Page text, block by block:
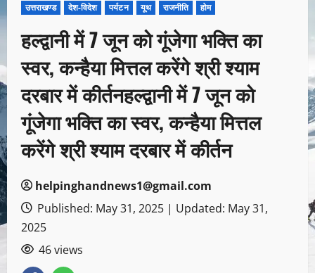
उत्तराखण्ड देश-विदेश पर्यटन यूथ राजनीति होम
हल्द्वानी में 7 जून को गूंजेगा भक्ति का
स्वर, कन्हैया मित्तल करेंगे श्री श्याम
दरबार में कीर्तनहल्द्वानी में 7 जून को
गूंजेगा भक्ति का स्वर, कन्हैया मित्तल
करेंगे श्री श्याम दरबार में कीर्तन
helpinghandnews1@gmail.com
Published: May 31, 2025 | Updated: May 31,
2025
46 views